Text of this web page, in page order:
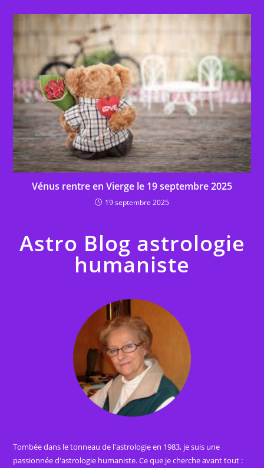
Vénus rentre en Vierge le 19 septembre 2025
19 septembre 2025
Astro Blog astrologie
humaniste
Tombée dans le tonneau de l'astrologie en 1983, je suis une
passionnée d'astrologie humaniste. Ce que je cherche avant tout :